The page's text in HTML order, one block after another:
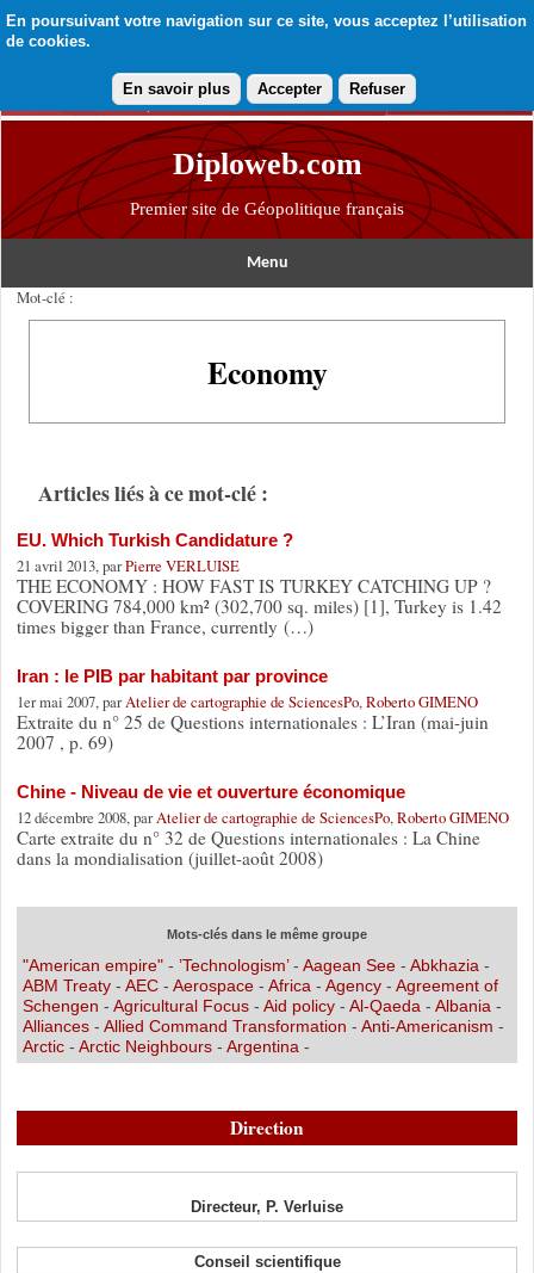
En poursuivant votre navigation sur ce site, vous acceptez l’utilisation
de cookies.
En savoir plus Accepter Refuser
Diploweb.com
Premier site de Géopolitique français
Menu
Mot-clé :
Economy
Articles liés à ce mot-clé :
EU. Which Turkish Candidature ?
21 avril 2013, parPierre VERLUISE
THE ECONOMY : HOW FAST IS TURKEY CATCHING UP ?
COVERING 784,000 km² (302,700 sq. miles) [1], Turkey is 1.42
times bigger than France, currently (…)
Iran : le PIB par habitant par province
1er mai 2007, parAtelier de cartographie de SciencesPo, Roberto GIMENO
Extraite du n° 25 de Questions internationales : L’Iran (mai-juin
2007 , p. 69)
Chine - Niveau de vie et ouverture économique
12 décembre 2008, parAtelier de cartographie de SciencesPo, Roberto GIMENO
Carte extraite du n° 32 de Questions internationales : La Chine
dans la mondialisation (juillet-août 2008)
Mots-clés dans le même groupe
"American empire"- ’Technologism’- Aagean See- Abkhazia -
ABM Treaty- AEC- Aerospace- Africa - Agency- Agreement of
Schengen - Agricultural Focus - Aid policy- Al-Qaeda - Albania -
Alliances- Allied Command Transformation - Anti-Americanism -
Arctic- Arctic Neighbours- Argentina -
Direction
Directeur, P. Verluise
Conseil scientifique